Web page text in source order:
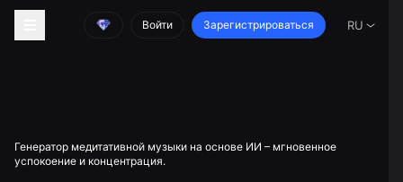
Войти Зарегистрироваться RU
Генератор медитативной музыки на основе ИИ – мгновенное
успокоение и концентрация.